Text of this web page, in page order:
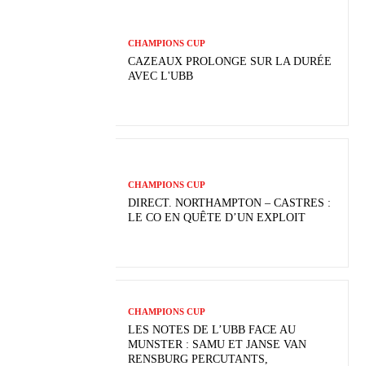
CHAMPIONS CUP
CAZEAUX PROLONGE SUR LA DURÉE
AVEC L'UBB
CHAMPIONS CUP
DIRECT. NORTHAMPTON – CASTRES :
LE CO EN QUÊTE D’UN EXPLOIT
CHAMPIONS CUP
LES NOTES DE L’UBB FACE AU
MUNSTER : SAMU ET JANSE VAN
RENSBURG PERCUTANTS,